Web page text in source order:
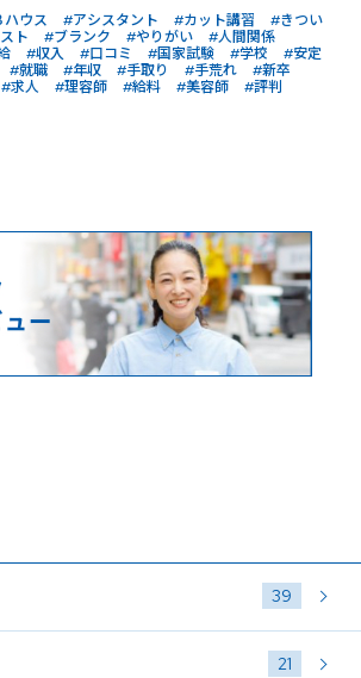
ウス #アシスタント #カット講習
#きつい
ト #ブランク #やりがい
#人間関係
#収入 #口コミ #国家試験 #学校
#安定
#就職 #年収 #手取り #手荒れ
#新卒
#求人 #理容師 #給料 #美容師
#評判
39
21